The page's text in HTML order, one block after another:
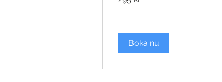
kronor
Boka nu